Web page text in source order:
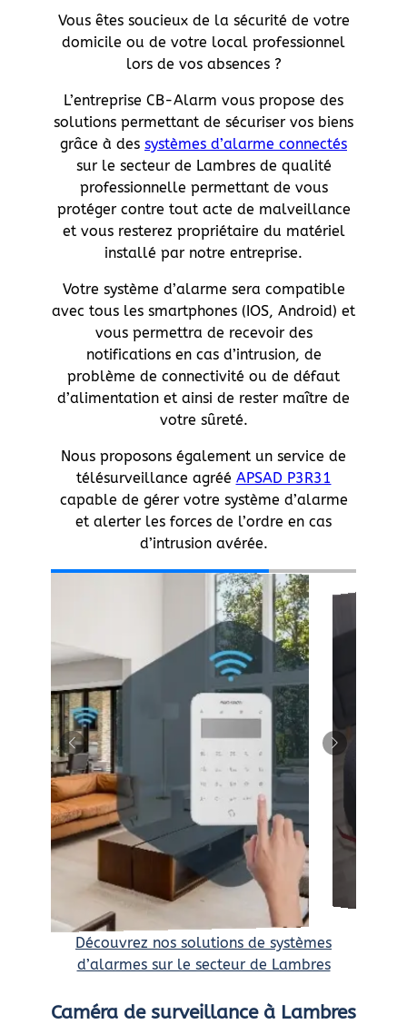
Vous êtes soucieux de la sécurité de votre
domicile ou de votre local professionnel
lors de vos absences ?
L’entreprise CB-Alarm vous propose des
solutions permettant de sécuriser vos biens
grâce à des systèmes d’alarme connectés
sur le secteur de Lambres de qualité
professionnelle permettant de vous
protéger contre tout acte de malveillance
et vous resterez propriétaire du matériel
installé par notre entreprise.
Votre système d’alarme sera compatible
avec tous les smartphones (IOS, Android) et
vous permettra de recevoir des
notifications en cas d’intrusion, de
problème de connectivité ou de défaut
d’alimentation et ainsi de rester maître de
votre sûreté.
Nous proposons également un service de
télésurveillance agréé APSAD P3R31
capable de gérer votre système d’alarme
et alerter les forces de l’ordre en cas
d’intrusion avérée.
Découvrez nos solutions de systèmes
d’alarmes sur le secteur de Lambres
Caméra de surveillance à Lambres